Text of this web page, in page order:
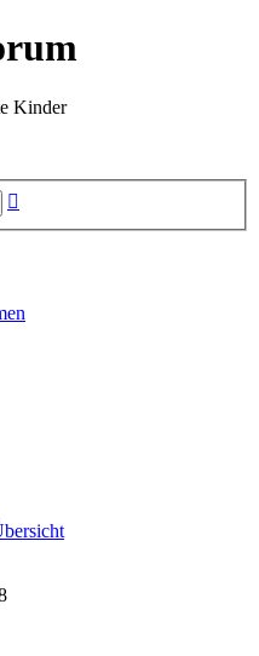
Kinder